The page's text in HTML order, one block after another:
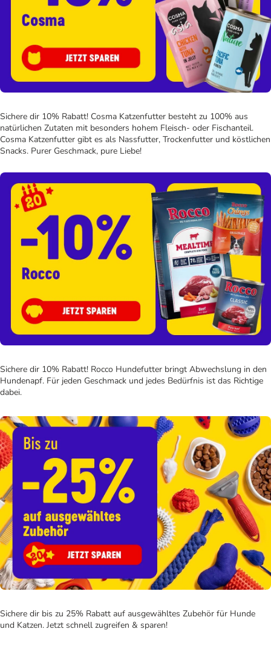
Sichere dir 10% Rabatt! Cosma Katzenfutter besteht zu 100% aus
natürlichen Zutaten mit besonders hohem Fleisch- oder Fischanteil.
Cosma Katzenfutter gibt es als Nassfutter, Trockenfutter und köstlichen
Snacks. Purer Geschmack, pure Liebe!
Sichere dir 10% Rabatt! Rocco Hundefutter bringt Abwechslung in den
Hundenapf. Für jeden Geschmack und jedes Bedürfnis ist das Richtige
dabei.
Sichere dir bis zu 25% Rabatt auf ausgewähltes Zubehör für Hunde
und Katzen. Jetzt schnell zugreifen & sparen!